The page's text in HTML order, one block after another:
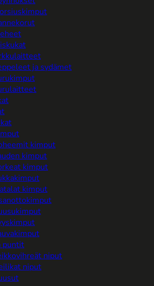
ja sydämet
kimput
kimput
kimput
kimput
puntit
niput
niput